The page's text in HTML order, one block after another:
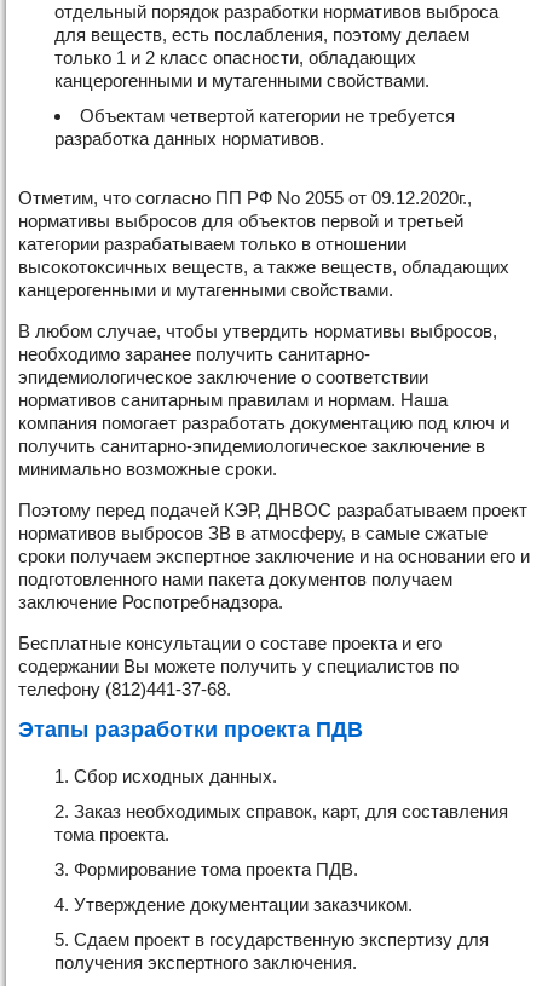
отдельный порядок разработки нормативов выброса
для веществ, есть послабления, поэтому делаем
только 1 и 2 класс опасности, обладающих
канцерогенными и мутагенными свойствами.
Объектам четвертой категории не требуется
разработка данных нормативов.
Отметим, что согласно ПП РФ No 2055 от 09.12.2020г.,
нормативы выбросов для объектов первой и третьей
категории разрабатываем только в отношении
высокотоксичных веществ, а также веществ, обладающих
канцерогенными и мутагенными свойствами.
В любом случае, чтобы утвердить нормативы выбросов,
необходимо заранее получить санитарно-
эпидемиологическое заключение о соответствии
нормативов санитарным правилам и нормам. Наша
компания помогает разработать документацию под ключ и
получить санитарно-эпидемиологическое заключение в
минимально возможные сроки.
Поэтому перед подачей КЭР, ДНВОС разрабатываем проект
нормативов выбросов ЗВ в атмосферу, в самые сжатые
сроки получаем экспертное заключение и на основании его и
подготовленного нами пакета документов получаем
заключение Роспотребнадзора.
Бесплатные консультации о составе проекта и его
содержании Вы можете получить у специалистов по
телефону (812)441-37-68.
Этапы разработки проекта ПДВ
Сбор исходных данных.
Заказ необходимых справок, карт, для составления
тома проекта.
Формирование тома проекта ПДВ.
Утверждение документации заказчиком.
Сдаем проект в государственную экспертизу для
получения экспертного заключения.